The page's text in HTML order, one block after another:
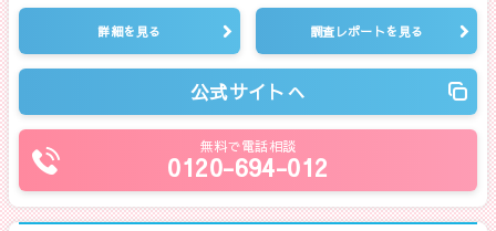
詳細を見る 調査レポートを見る
公式サイトへ
無料で電話相談
0120-694-012